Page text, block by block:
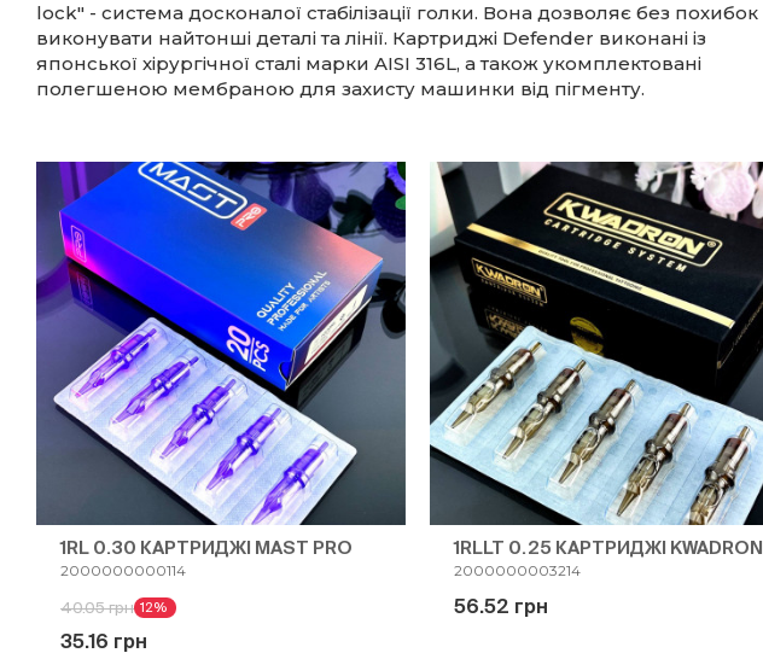
lock" - система досконалої стабілізації голки. Вона дозволяє без похибок
виконувати найтонші деталі та лінії. Картриджі Defender виконані із
японської хірургічної сталі марки AISI 316L, а також укомплектовані
полегшеною мембраною для захисту машинки від пігменту.
1RL 0.30 КАРТРИДЖІ MAST PRO
2000000000114
40.05 грн 12%
35.16 грн
1RLLT 0.25 КАРТРИДЖІ KWADRON
2000000003214
56.52 грн